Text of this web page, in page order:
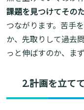
課題を見つけてその
つながります。苦手
か、先取りして過去
っと伸ばすのか、ま
2.計画を立て